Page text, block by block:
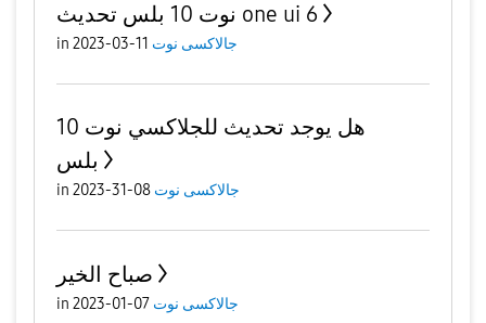
نوت 10 بلس تحديث one ui 6
in جالاكسى نوت 11-03-2023
هل يوجد تحديث للجلاكسي نوت 10
بلس
in جالاكسى نوت 08-31-2023
صباح الخير
in جالاكسى نوت 07-01-2023